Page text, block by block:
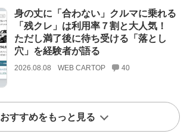
身の丈に「合わない」クルマに乗れる
「残クレ」は利用率７割と大人気！
ただし満了後に待ち受ける「落とし
穴」を経験者が語る
2026.08.08 WEB CARTOP 40
おすすめをもっと見る